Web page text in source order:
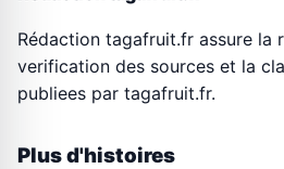
Rédaction tagafruit.fr assure la
verification des sources et la
publiees par tagafruit.fr.
Plus d'histoires